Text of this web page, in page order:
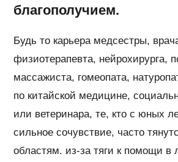
благополучием.
Будь то карьера медсестры,
физиотерапевта, нейрохирурга,
массажиста, гомеопата,
по китайской медицине,
или ветеринара, те, кто с юных
сильное сочувствие, часто
областям. из-за тяги к помощи в